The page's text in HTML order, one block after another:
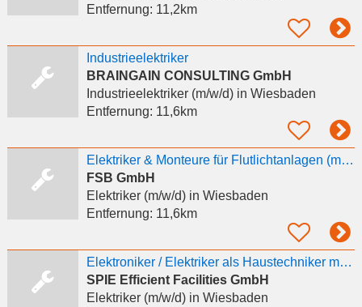
Entfernung: 11,2km
Industrieelektriker
BRAINGAIN CONSULTING GmbH
Industrieelektriker (m/w/d)in Wiesbaden
Entfernung: 11,6km
Elektriker & Monteure für Flutlichtanlagen (m/w/d)
FSB GmbH
Elektriker (m/w/d)in Wiesbaden
Entfernung: 11,6km
Elektroniker / Elektriker als Haustechniker m/w/d
SPIE Efficient Facilities GmbH
Elektriker (m/w/d)in Wiesbaden